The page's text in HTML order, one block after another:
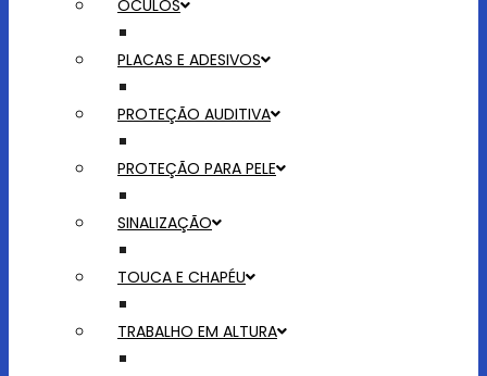
ÓCULOS
PLACAS E ADESIVOS
PROTEÇÃO AUDITIVA
PROTEÇÃO PARA PELE
SINALIZAÇÃO
TOUCA E CHAPÉU
TRABALHO EM ALTURA